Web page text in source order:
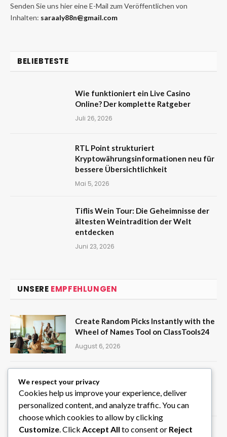
Senden Sie uns hier eine E-Mail zum Veröffentlichen von
Inhalten: saraaly88n@gmail.com
BELIEBTESTE
Wie funktioniert ein Live Casino
Online? Der komplette Ratgeber
Juli 26, 2026
RTL Point strukturiert
Kryptowährungsinformationen neu für
bessere Übersichtlichkeit
Mai 5, 2026
Tiflis Wein Tour: Die Geheimnisse der
ältesten Weintradition der Welt
entdecken
Juni 23, 2026
UNSERE EMPFEHLUNGEN
Create Random Picks Instantly with the
Wheel of Names Tool on ClassTools24
August 6, 2026
individuelle Rundreisen
August 6, 2026
STIG ROCK Erfahrungen Monatliche
We respect your privacy
Cookies help us improve your experience, deliver
personalized content, and analyze traffic. You can
choose which cookies to allow by clicking
Customize. Click Accept All to consent or Reject